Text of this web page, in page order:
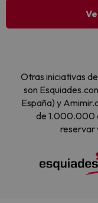
Otras iniciativas
son
España) y
de 1.000.000
reservar